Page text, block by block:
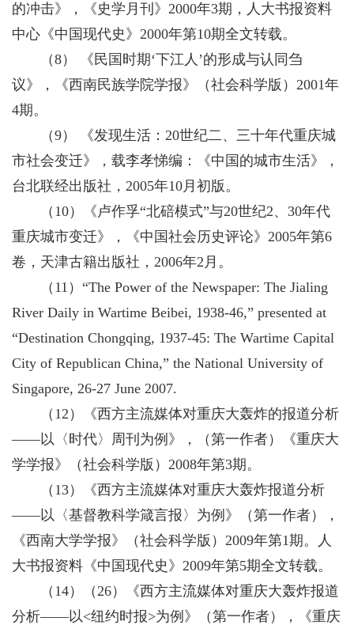
的冲击》，《史学月刊》2000年3期，人大书报资料
中心《中国现代史》2000年第10期全文转载。
（8） 《民国时期‘下江人’的形成与认同刍
议》，《西南民族学院学报》（社会科学版）2001年
4期。
（9） 《发现生活：20世纪二、三十年代重庆城
市社会变迁》，载李孝悌编：《中国的城市生活》，
台北联经出版社，2005年10月初版。
（10）《卢作孚“北碚模式”与20世纪2、30年代
重庆城市变迁》，《中国社会历史评论》2005年第6
卷，天津古籍出版社，2006年2月。
（11）“The Power of the Newspaper: The Jialing
River Daily in Wartime Beibei, 1938-46,” presented at
“Destination Chongqing, 1937-45: The Wartime Capital
City of Republican China,” the National University of
Singapore, 26-27 June 2007.
（12）《西方主流媒体对重庆大轰炸的报道分析
——以〈时代〉周刊为例》，（第一作者）《重庆大
学学报》（社会科学版）2008年第3期。
（13）《西方主流媒体对重庆大轰炸报道分析
——以〈基督教科学箴言报〉为例》（第一作者），
《西南大学学报》（社会科学版）2009年第1期。人
大书报资料《中国现代史》2009年第5期全文转载。
（14）（26）《西方主流媒体对重庆大轰炸报道
分析——以<纽约时报>为例》（第一作者），《重庆